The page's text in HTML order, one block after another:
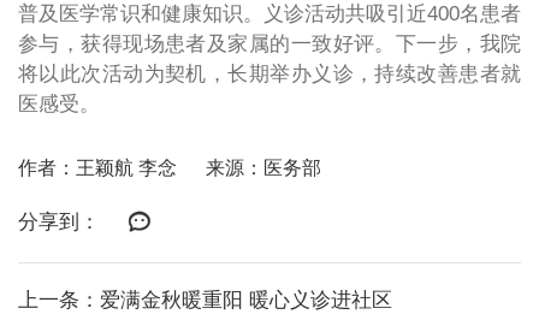
普及医学常识和健康知识。义诊活动共吸引近400名患者
参与，获得现场患者及家属的一致好评。下一步，我院
将以此次活动为契机，长期举办义诊，持续改善患者就
医感受。
作者：王颖航 李念 来源：医务部
分享到：
上一条：爱满金秋暖重阳 暖心义诊进社区